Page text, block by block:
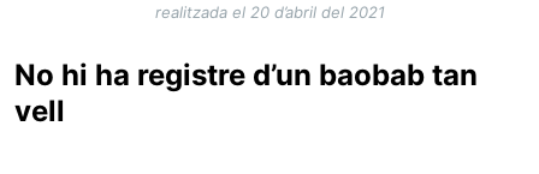
realitzada el 20 d’abril del 2021
No hi ha registre d’un baobab tan
vell